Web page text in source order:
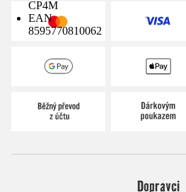
CP4M
EAN
8595770810062
Dopravci